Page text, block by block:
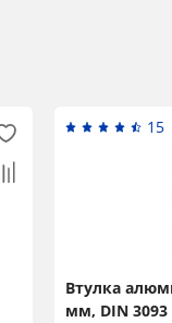
15
Втулка
мм, DIN 3093